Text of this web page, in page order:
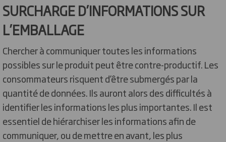
SURCHARGE D’INFORMATIONS SUR
L’EMBALLAGE
Chercher à communiquer toutes les informations
possibles sur le produit peut être contre-productif. Les
consommateurs risquent d’être submergés par la
quantité de données. Ils auront alors des difficultés à
identifier les informations les plus importantes. Il est
essentiel de hiérarchiser les informations afin de
communiquer, ou de mettre en avant, les plus